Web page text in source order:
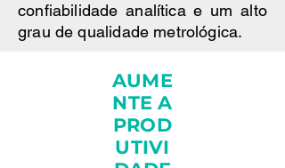
confiabilidade analítica e um alto
grau de qualidade metrológica.
AUME
NTE A
PROD
UTIVI